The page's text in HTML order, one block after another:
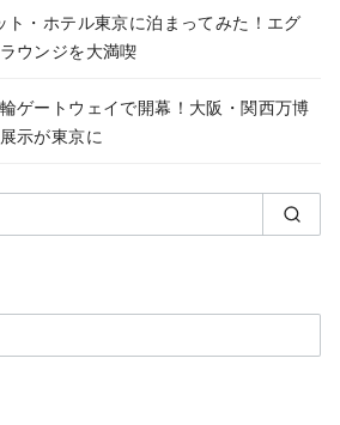
ト・ホテル東京に泊まってみた！エグ
ウンジを大満喫
ゲートウェイで開幕！大阪・関西万博
示が東京に